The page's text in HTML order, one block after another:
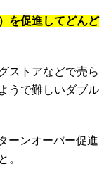
を促進してどんど
ストアなどで売ら
うで難しいダブル
ーンオーバー促進
。